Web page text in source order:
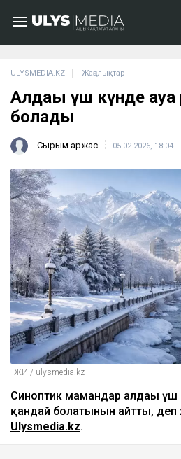
ULYSMEDIA.KZ Жаңалықтар
Алдағы үш күнде
болады
Сырым Қаржас 05.02.2026, 18:04
ЖИ / ulysmedia.kz
Синоптик мамандар алдағы үш
қандай болатынын айтты, деп
Ulysmedia.kz.